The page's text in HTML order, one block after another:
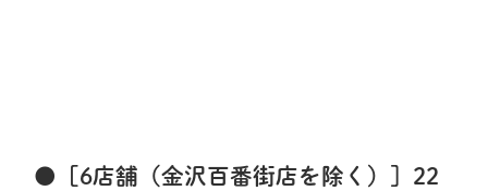
●［6店舗（金沢百番街店を除く）］22